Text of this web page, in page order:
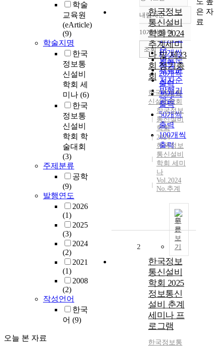
학술
교육원
(eArticle)
(9)
학술지명
한국
정보통
신설비
학회 세
미나 (6)
한국
정보통
신설비
학회 학
술대회
(3)
주제분류
공학
(9)
발행연도
2026
(1)
2025
(3)
2024
(2)
2021
(1)
2008
(2)
작성언어
한국
어 (9)
오늘 본 자료
정확도
순
인기도
순
연도순
제목순
저자순
발행기
관순
내림차순
내림차순
10개씩 출력
10개씩
출력
20개씩
출력
30개씩
출력
50개씩
출력
100개씩
출력
조회
한국정보
통신설비
학회 2024
추계세미
나 및 제23
회 정기총
회
한국정보통
신설비학회
한국정보
통신설비
학회
2024
한국정보
통신설비
학회 세미
나
Vol.2024
No.추계
원
문
보
기
2
한국정보
통신설비
학회 2025
정보통신
설비 춘계
세미나 프
로그램
한국정보통
은 자
료